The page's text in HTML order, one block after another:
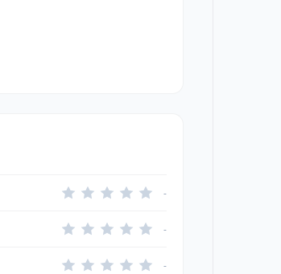
-
-
-